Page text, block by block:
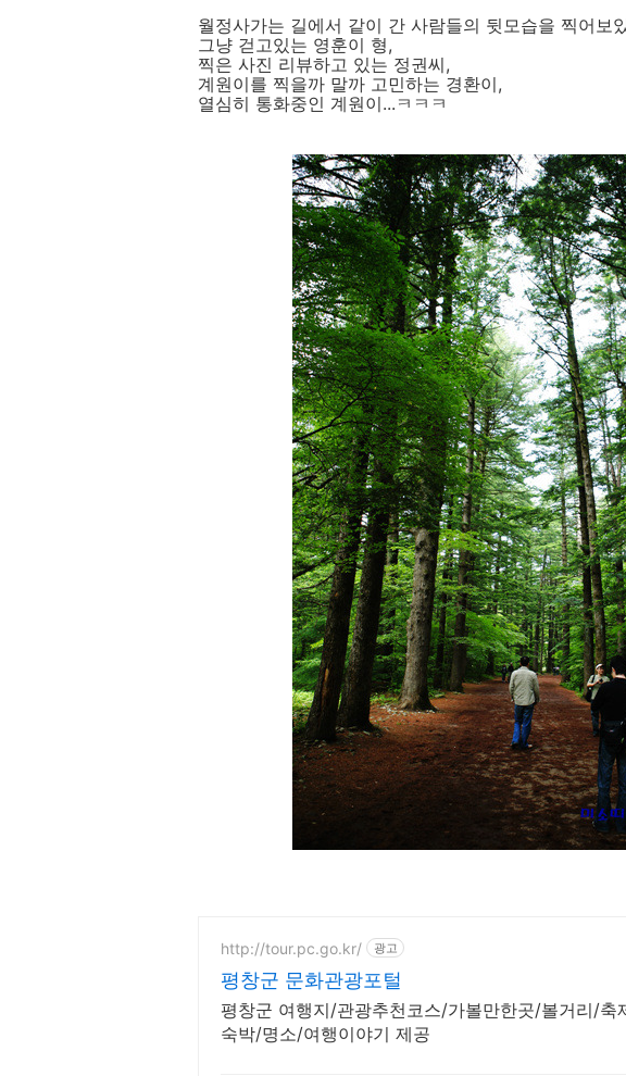
월정사가는 길에서 같이 간 사람들의 뒷모습을 찍어보
그냥 걷고있는 영훈이 형,
찍은 사진 리뷰하고 있는 정권씨,
계원이를 찍을까 말까 고민하는 경환이,
열심히 통화중인 계원이...ㅋㅋㅋ
http://tour.pc.go.kr/ 광고
평창군 문화관광포털
평창군 여행지/관광추천코스/가볼만한곳/볼거리/축
숙박/명소/여행이야기 제공